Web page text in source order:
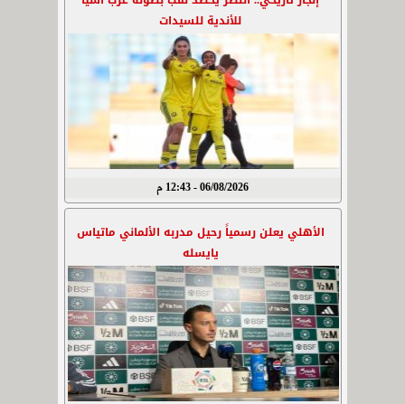
للأندية للسيدات
06/08/2026 - 12:43 م
الأهلي يعلن رسمياً رحيل مدربه الألماني ماتياس
يايسله